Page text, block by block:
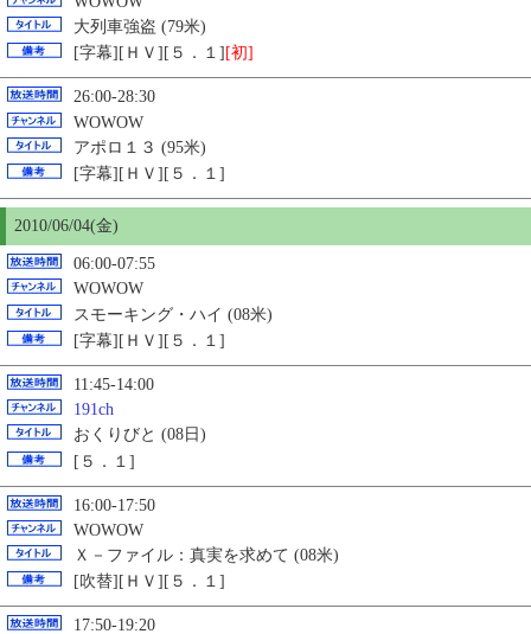
大列車強盗 (79米)
[字幕][ＨＶ][５．１] [初]
26:00-28:30
WOWOW
アポロ１３ (95米)
[字幕][ＨＶ][５．１]
2010/06/04(金)
06:00-07:55
WOWOW
スモーキング・ハイ (08米)
[字幕][ＨＶ][５．１]
11:45-14:00
191ch
おくりびと (08日)
[５．１]
16:00-17:50
WOWOW
Ｘ－ファイル：真実を求めて (08米)
[吹替][ＨＶ][５．１]
17:50-19:20